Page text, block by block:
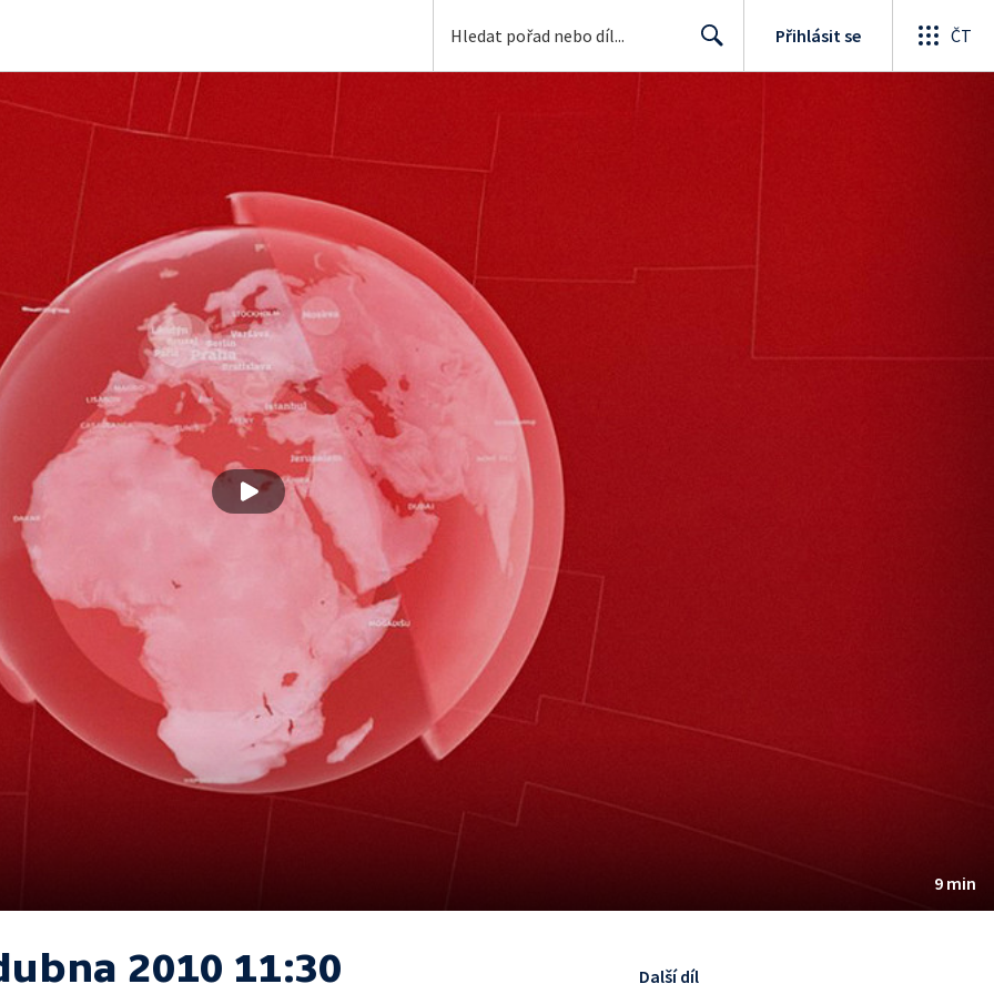
Přihlásit se ČT
9 min
2010 11:30 Další díl